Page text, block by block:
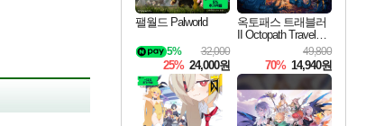
팰월드 Palworld
32,000
5%
25% 24,000원
옥토패스 트래블러
II Octopath Traveler I
49,800
70% 14,940원